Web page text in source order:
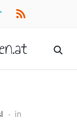
rss
in